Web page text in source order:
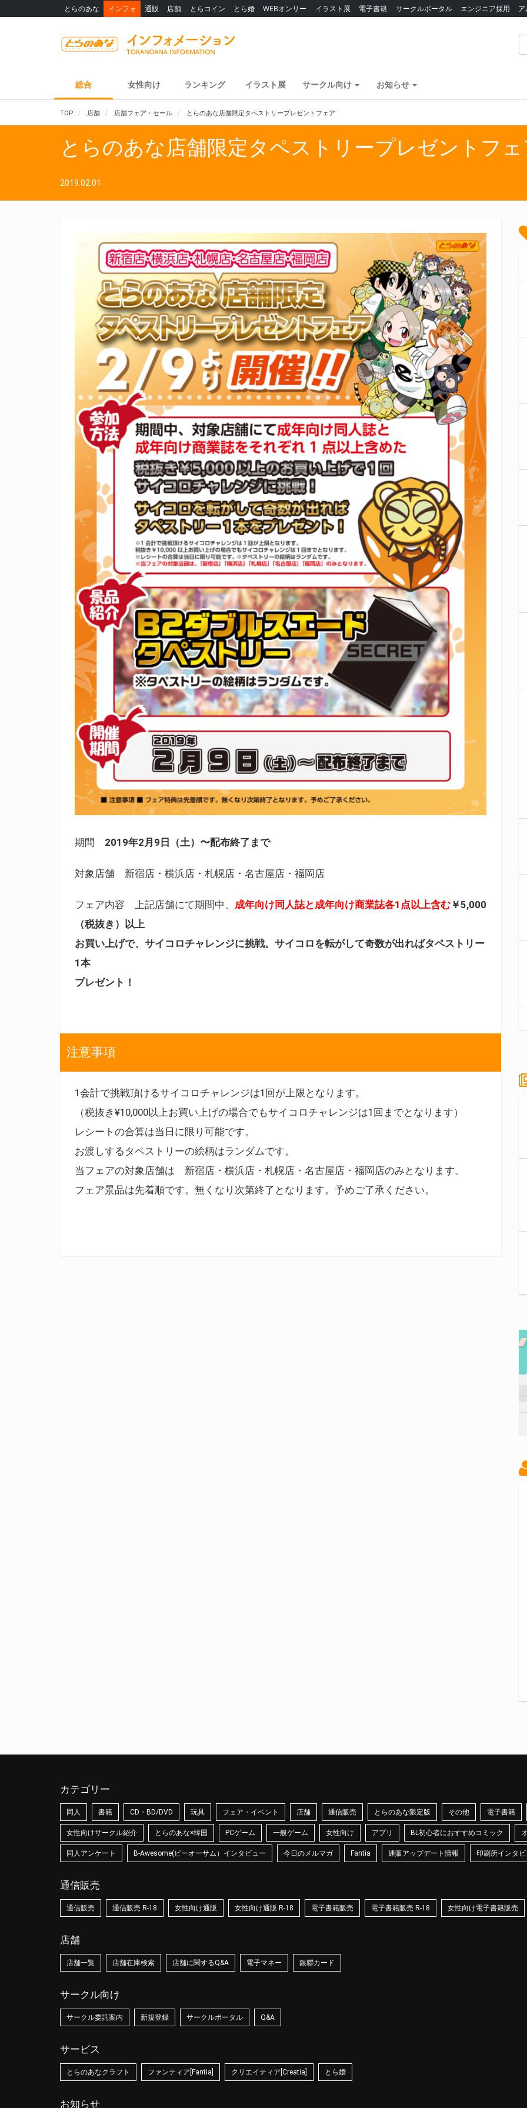
とらのあな インフォ 通販 店舗 とらコイン とら婚 WEBオンリー イラスト展 電子書籍 サークルポータル エンジニア採用
総合 女性向け ランキング イラスト展 サークル向け お知らせ
TOP 店舗 店舗フェア・セール とらのあな店舗限定タペストリープレゼントフェア
とらのあな店舗限定タペストリープレゼントフ
2019.02.01
期間 2019年2月9日（土）〜配布終了まで
対象店舗 新宿店・横浜店・札幌店・名古屋店・福岡店
フェア内容 上記店舗にて期間中、 成年向け同人誌と成年向け商業誌各1点以上含む ￥5,000
（税抜き）以上
お買い上げで、サイコロチャレンジに挑戦。サイコロを転がして奇数が出ればタペストリー
1本
プレゼント！
注意事項
1会計で挑戦頂けるサイコロチャレンジは1回が上限となります。
（税抜き¥10,000以上お買い上げの場合でもサイコロチャレンジは1回までとなります）
レシートの合算は当日に限り可能です。
お渡しするタペストリーの絵柄はランダムです。
当フェアの対象店舗は 新宿店・横浜店・札幌店・名古屋店・福岡店のみとなります。
フェア景品は先着順です。無くなり次第終了となります。予めご了承ください。
カテゴリー
同人 書籍 CD・BD/DVD 玩具 フェア・イベント 店舗 通信販売 とらのあな限定版 その他 電子書籍
女性向けサークル紹介 とらのあな×韓国 PCゲーム 一般ゲーム 女性向け アプリ BL初心者におすすめコミック
同人アンケート B-Awesome(ビーオーサム）インタビュー 今日のメルマガ Fantia 通販アップデート情報 印刷所インタ
通信販売
通信販売 通信販売 R-18 女性向け通販 女性向け通販 R-18 電子書籍販売 電子書籍販売 R-18 女性向け電子書籍販売
店舗
店舗一覧 店舗在庫検索 店舗に関するQ&A 電子マネー 銀聯カード
サークル向け
サークル委託案内 新規登録 サークルポータル Q&A
サービス
とらのあなクラフト ファンティア[Fantia] クリエイティア[Creatia] とら婚
お知らせ